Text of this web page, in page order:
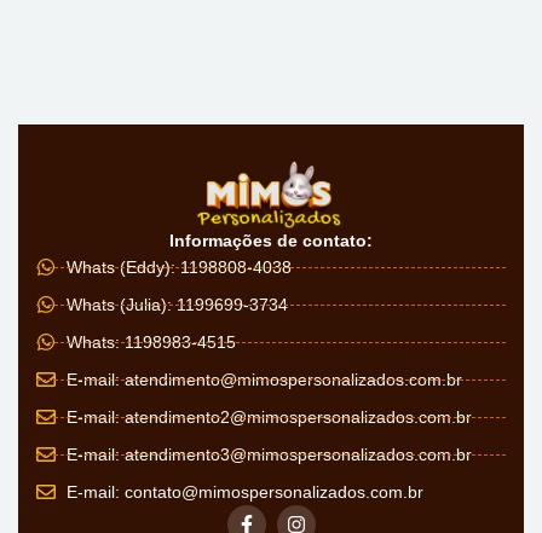
Informações de contato:
Whats (Eddy): 1198808-4038
Whats (Julia): 1199699-3734
Whats: 1198983-4515
E-mail:atendimento@mimospersonalizados.com.br
E-mail:atendimento2@mimospersonalizados.com.br
E-mail:atendimento3@mimospersonalizados.com.br
E-mail: contato@mimospersonalizados.com.br